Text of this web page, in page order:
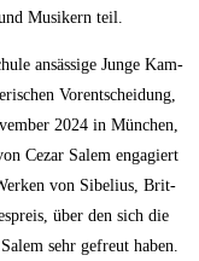
Musi­kern teil.
ansäs­si­ge Jun­ge Kam­
Vor­ent­schei­dung,
2024 in Mün­chen,
Cezar Salem enga­giert
von Sibe­l­i­us, Brit­
über den sich die
sehr gefreut haben.